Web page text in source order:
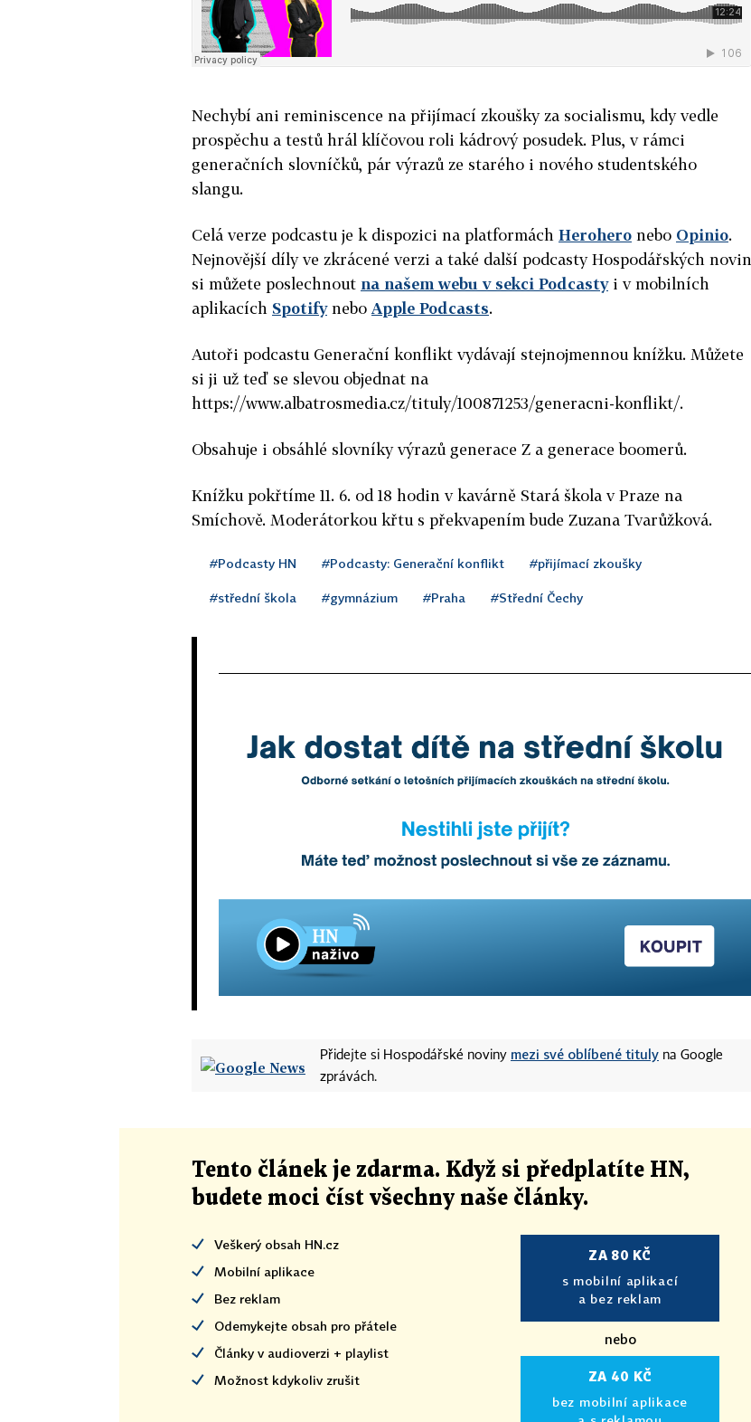
Nechybí ani reminiscence na přijímací zkoušky za socialismu, kdy vedle
prospěchu a testů hrál klíčovou roli kádrový posudek. Plus, v rámci
generačních slovníčků, pár výrazů ze starého i nového studentského
slangu.
Celá verze podcastu je k dispozici na platformách Herohero nebo Opinio.
Nejnovější díly ve zkrácené verzi a také další podcasty Hospodářských novin
si můžete poslechnout na našemwebu v sekci Podcastyi v mobilních
aplikacích Spotifynebo Apple Podcasts.
Autoři podcastu Generační konflikt vydávají stejnojmennou knížku. Můžete
si ji už teď se slevou objednat na
https://www.albatrosmedia.cz/tituly/100871253/generacni-konflikt/.
Obsahuje i obsáhlé slovníky výrazů generace Z a generace boomerů.
Knížku pokřtíme 11. 6. od 18 hodin v kavárně Stará škola v Praze na
Smíchově. Moderátorkou křtu s překvapením bude Zuzana Tvarůžková.
#Podcasty HN #Podcasty: Generační konflikt #přijímací zkoušky
#střední škola #gymnázium #Praha #Střední Čechy
Přidejte si Hospodářské noviny mezi své oblíbené tituly na Google
zprávách.
Tento článek je zdarma. Když si předplatíte HN,
budete moci číst všechny naše články.
Veškerý obsah HN.cz
Mobilní aplikace
Bez reklam
Odemykejte obsah pro přátele
Články v audioverzi + playlist
Možnost kdykoliv zrušit
ZA 80 KČ
s mobilní aplikací
a bez reklam
nebo
ZA 40 KČ
bez mobilní aplikace